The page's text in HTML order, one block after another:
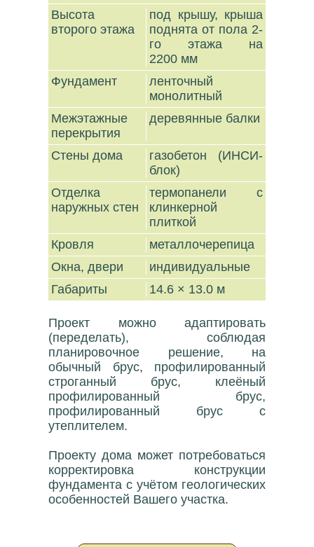
Высота
второго этажа
под крышу, крыша
поднята от пола 2-
го этажа на
2200 мм
Фундамент
ленточный
монолитный
Межэтажные
перекрытия
деревянные балки
Стены дома
газобетон (ИНСИ-
блок)
Отделка
наружных стен
термопанели с
клинкерной
плиткой
Кровля
металлочерепица
Окна, двери
индивидуальные
Габариты
14.6 × 13.0 м
Проект можно адаптировать
(переделать), соблюдая
планировочное решение, на
обычный брус, профилированный
строганный брус, клеёный
профилированный брус,
профилированный брус с
утеплителем.
Проекту дома может потребоваться
корректировка конструкции
фундамента с учётом геологических
особенностей Вашего участка.